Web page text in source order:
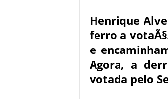
Henrique
ferro a
e
Agora, a
votada pelo